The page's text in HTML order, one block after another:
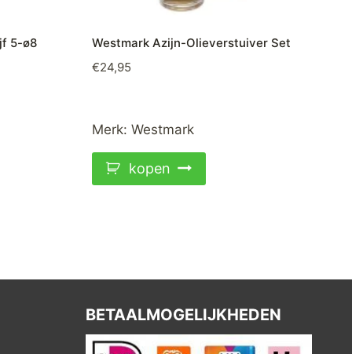
5-ø8
Westmark Azijn-Olieverstuiver Set
€24,95
Merk: Westmark
kopen
BETAALMOGELIJKHEDEN